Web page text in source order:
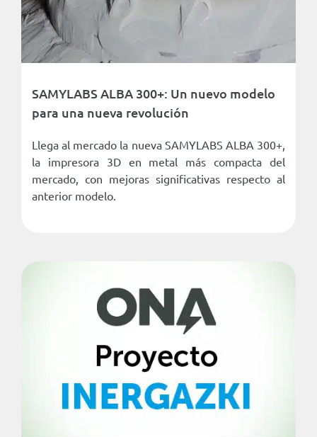
SAMYLABS ALBA 300+: Un nuevo modelo
para una nueva revolución
Llega al mercado la nueva SAMYLABS ALBA 300+,
la impresora 3D en metal más compacta del
mercado, con mejoras significativas respecto al
anterior modelo.